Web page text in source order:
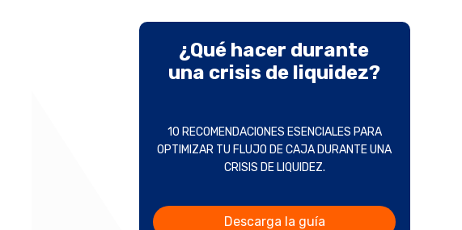
¿Qué hacer durante
una crisis de liquidez?
10 RECOMENDACIONES ESENCIALES PARA
OPTIMIZAR TU FLUJO DE CAJA DURANTE UNA
CRISIS DE LIQUIDEZ.
Descarga la guía